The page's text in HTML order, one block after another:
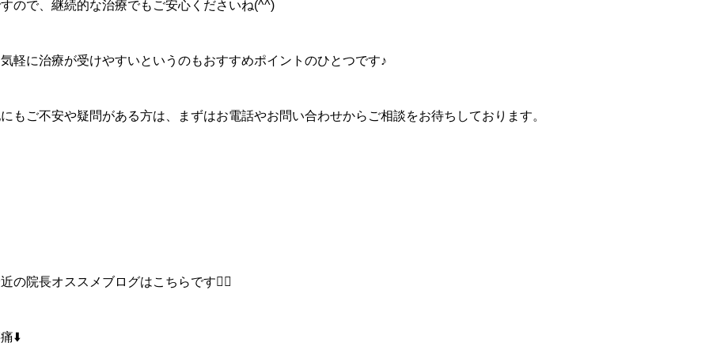
ので、継続的な治療でもご安心くださいね(^^)
軽に治療が受けやすいというのもおすすめポイントのひとつです♪
もご不安や疑問がある方は、まずはお電話やお問い合わせからご相談をお待ちしております。
の院長オススメブログはこちらです💁‍♀️
⬇️